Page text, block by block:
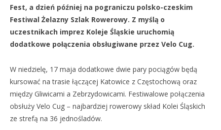
Fest, a dzień później na pograniczu polsko-czeskim
Festiwal Żelazny Szlak Rowerowy. Z myślą o
uczestnikach imprez Koleje Śląskie uruchomią
dodatkowe połączenia obsługiwane przez Velo Cug.
W niedzielę, 17 maja dodatkowe dwie pary pociągów będą
kursować na trasie łączącej Katowice z Częstochową oraz
między Gliwicami a Zebrzydowicami. Festiwalowe połączenia
obsłuży Velo Cug – najbardziej rowerowy skład Kolei Śląskich
ze strefą na 36 jednośladów.